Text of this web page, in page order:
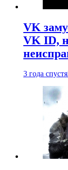
VK
VK ID,
3 года спустя